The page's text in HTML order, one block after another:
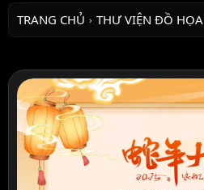
TRANG CHỦ › THƯ VIỆN ĐỒ HỌA